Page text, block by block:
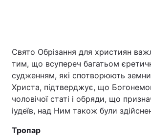
Свято Обрізання для християн
тим, що всупереч багатьом
судженням, які спотворюють
Христа, підтверджує, що
чоловічої статі і обряди, що
іудеїв, над Ним також були
Тропар